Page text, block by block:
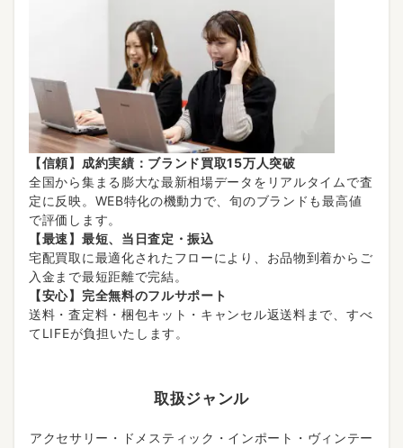
【信頼】成約実績：ブランド買取15万人突破
全国から集まる膨大な最新相場データをリアルタイムで査
定に反映。WEB特化の機動力で、旬のブランドも最高値
で評価します。
【最速】最短、当日査定・振込
宅配買取に最適化されたフローにより、お品物到着からご
入金まで最短距離で完結。
【安心】完全無料のフルサポート
送料・査定料・梱包キット・キャンセル返送料まで、すべ
てLIFEが負担いたします。
取扱ジャンル
アクセサリー・ドメスティック・インポート・ヴィンテー